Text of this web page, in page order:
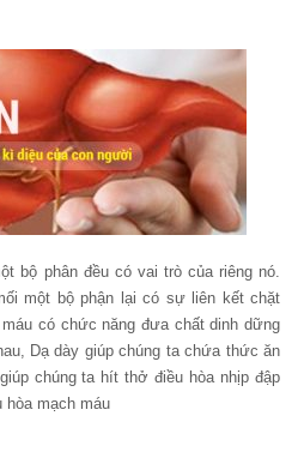
bộ phân đều có vai trò của riêng nó.
một bộ phận lại có sự liên kết chặt
có chức năng đưa chất dinh dững
Dạ dày giúp chúng ta chứa thức ăn
chúng ta hít thở điều hòa nhịp đập
hòa mạch máu